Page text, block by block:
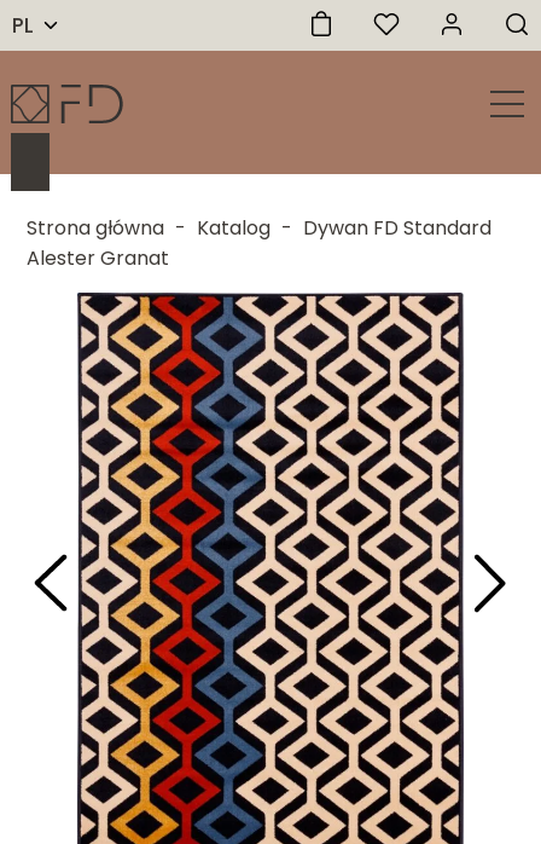
PL
Strona główna - Katalog - Dywan FD Standard
Alester Granat